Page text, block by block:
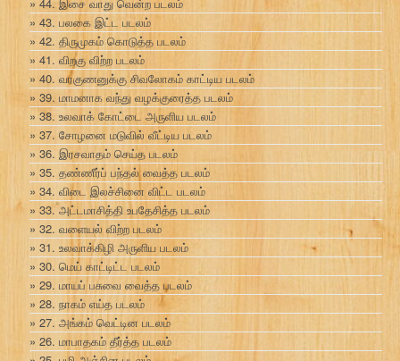
44. இசை வாது வென்ற படலம்
43. பலகை இட்ட படலம்
42. திருமுகம் கொடுத்த படலம்
41. விறகு விற்ற படலம்
40. வரகுணனுக்கு சிவலோகம் காட்டிய படலம்
39. மாமனாக வந்து வழக்குரைத்த படலம்
38. உலவாக் கோட்டை அருளிய படலம்
37. சோழனை மடுவில் வீட்டிய படலம்
36. இரசவாதம் செய்த படலம்
35. தண்ணீர்ப் பந்தல் வைத்த படலம்
34. விடை இலச்சினை விட்ட படலம்
33. அட்டமாசித்தி உபதேசித்த படலம்
32. வளையல் விற்ற படலம்
31. உலவாக்கிழி அருளிய படலம்
30. மெய் காட்டிட்ட படலம்
29. மாயப் பசுவை வைத்த படலம்
28. நாகம் எய்த படலம்
27. அங்கம் வெட்டின படலம்
26. மாபாதகம் தீர்த்த படலம்